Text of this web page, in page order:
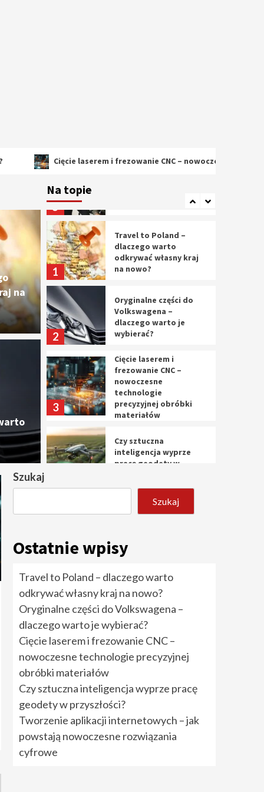
Cięcie laserem i frezowanie CNC – nowoczesne technologie
do Volkswagena –
je wybierać?
na
Na topie
5
rozwiązania cyfrowe
1
Travel to Poland –
dlaczego warto
odkrywać własny kraj
na nowo?
2
Oryginalne części do
Volkswagena –
dlaczego warto je
wybierać?
3
Cięcie laserem i
frezowanie CNC –
nowoczesne
technologie
precyzyjnej obróbki
materiałów
Czy sztuczna
inteligencja wyprze
pracę geodety w
5
Tworzenie aplikacji
internetowych – jak
1
dlaczego warto
odkrywać własny kraj
na nowo?
2
Oryginalne części do
Volkswagena –
dlaczego warto je
3
Cięcie laserem i
frezowanie CNC –
nowoczesne
technologie
precyzyjnej obróbki
Szukaj
Szukaj
Ostatnie wpisy
Travel to Poland – dlaczego warto
odkrywać własny kraj na nowo?
Oryginalne części do Volkswagena –
dlaczego warto je wybierać?
Cięcie laserem i frezowanie CNC –
nowoczesne technologie precyzyjnej
obróbki materiałów
Czy sztuczna inteligencja wyprze pracę
geodety w przyszłości?
Tworzenie aplikacji internetowych – jak
powstają nowoczesne rozwiązania
cyfrowe